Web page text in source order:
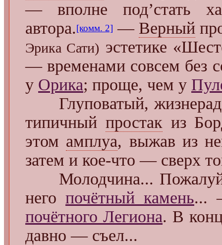
— вполне под’стать
автора.[комм. 2] — Верный
Эрика Сати) эстетике
— временами совсем без
у Орика; проще, чем у
Глуповатый,
типичный простак из
этом амплуа, выжав из
затем и кое-что — сверх
Молодчина... Пожалуй,
него почётный камень...
почётного Легиона. В
давно — съел...